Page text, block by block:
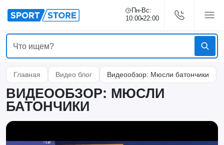
Пн-Вс:
10:00 22:00
Главная Видео блог Видеообзор: Мюсли батончики
ВИДЕООБЗОР: МЮСЛИ
БАТОНЧИКИ